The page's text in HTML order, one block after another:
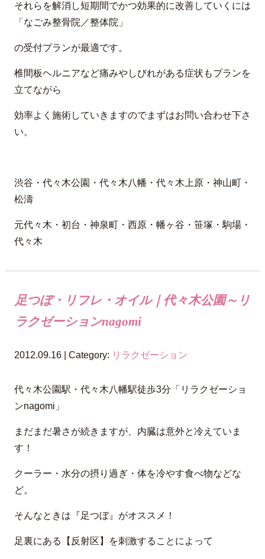
それらを解消し短期間でかつ効果的に改善していくには
「なごみ整骨院／整体院」
の受付プランが最適です。
椎間板ヘルニアなど痛みやしびれがある症状もプランを
立てながら
効率よく施術していきますのでまずはお問い合わせ下さ
い。
渋谷・代々木公園・代々木八幡・代々木上原・神山町・
松濤
元代々木・初台・神泉町・西原・幡ヶ谷・笹塚・駒場・
代々木
足つぼ・リフレ・オイル｜代々木公園～リ
ラクゼーションnagomi
2012.09.16 | Category: リラクゼーション
代々木公園駅・代々木八幡駅徒歩3分「リラクゼーショ
ンnagomi」
まだまだ暑さが続きますが、内臓は意外と冷えていま
す！
クーラー・水分の摂り過ぎ・体を冷やす食べ物などな
ど。
そんなときは『足つぼ』がオススメ！
足裏にある【反射区】を刺激することによって